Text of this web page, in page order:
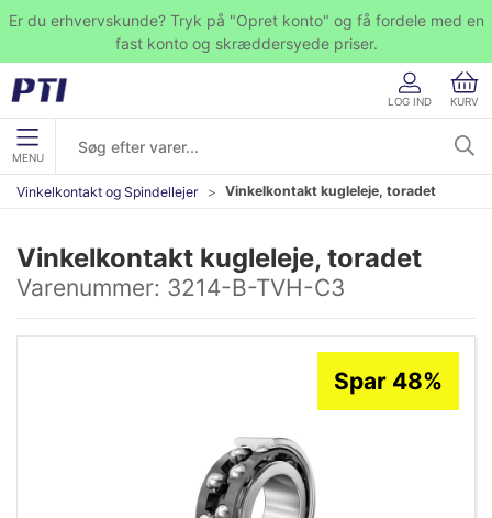
Er du erhvervskunde? Tryk på "Opret konto" og få fordele med en
fast konto og skræddersyede priser.
LOG IND KURV
MENU
Vinkelkontakt og Spindellejer Vinkelkontakt kugleleje, toradet
Vinkelkontakt kugleleje, toradet
Varenummer: 3214-B-TVH-C3
Spar 48%